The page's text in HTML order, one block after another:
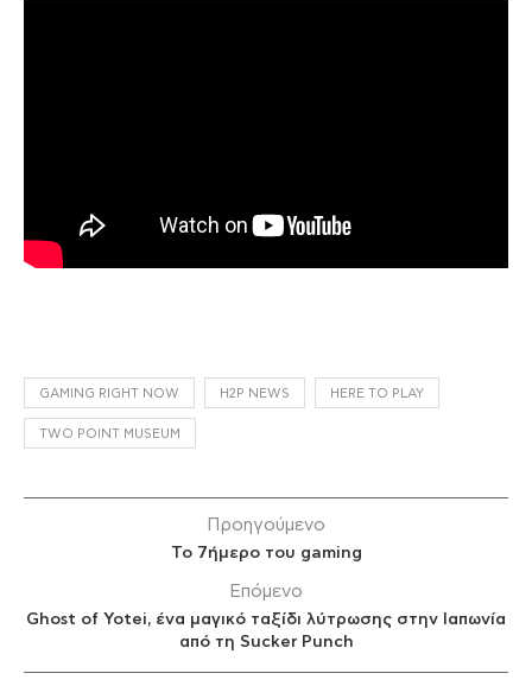
GAMING RIGHT NOW H2P NEWS HERE TO PLAY
TWO POINT MUSEUM
Προηγούμενο
Το 7ήμερο του gaming
Επόμενο
Ghost of Yotei, ένα μαγικό ταξίδι λύτρωσης στην Ιαπωνία
από τη Sucker Punch